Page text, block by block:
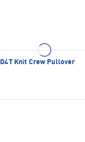
D4T Knit Crew Pullover